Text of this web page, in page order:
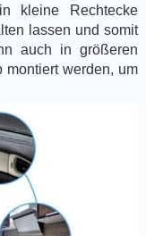
kleine Rechtecke
lassen und somit
auch in größeren
montiert werden, um